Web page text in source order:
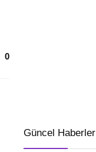
0
Güncel Haberler